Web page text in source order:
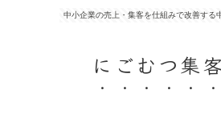
中小企業の売上・集客を仕組みで改善する
にごむつ集